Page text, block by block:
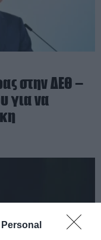
στην ΔΕΘ –
για να